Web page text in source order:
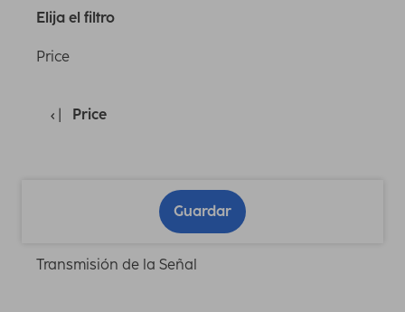
Elija el filtro
Price
Price
Guardar
Transmisión de la Señal